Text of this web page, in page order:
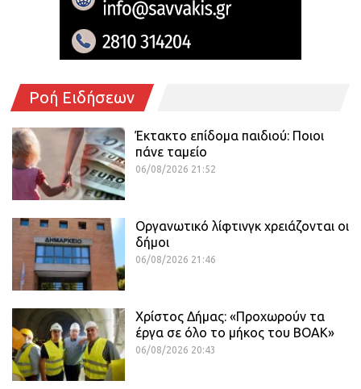
Ροή Ειδήσεων
Έκτακτο επίδομα παιδιού: Ποιοι
πάνε ταμείο
06/08/2026 21:52
Οργανωτικό λίφτινγκ χρειάζονται οι
δήμοι
06/08/2026 21:46
Χρίστος Δήμας: «Προχωρούν τα
έργα σε όλο το μήκος του ΒΟΑΚ»
06/08/2026 20:43